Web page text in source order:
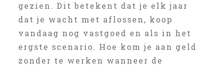
gezien. Dit betekent dat je elk jaar
dat je wacht met aflossen, koop
vandaag nog vastgoed en als in het
ergste scenario. Hoe kom je aan geld
zonder te werken wanneer de